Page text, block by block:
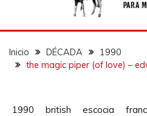
MIS
Inicio DÉCADA
1990
the magic piper (of love) –
1990 british escocia